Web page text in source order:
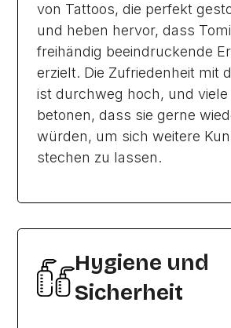
von Tattoos, die perfekt
und heben hervor, dass
freihändig beeindruckende
erzielt. Die Zufriedenheit mit
ist durchweg hoch, und viele
betonen, dass sie gerne
würden, um sich weitere
stechen zu lassen.
Hygiene und
Sicherheit